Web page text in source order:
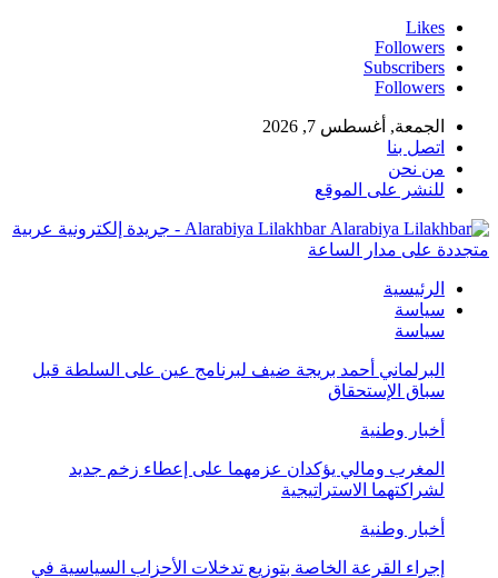
Likes
Followers
Subscribers
Followers
الجمعة, أغسطس 7, 2026
اتصل بنا
من نحن
للنشر على الموقع
Alarabiya Lilakhbar - جريدة إلكترونية عربية
متجددة على مدار الساعة
الرئيسية
سياسة
سياسة
البرلماني أحمد بريجة ضيف لبرنامج عين على السلطة قبل
سباق الإستحقاق
أخبار وطنية
المغرب ومالي يؤكدان عزمهما على إعطاء زخم جديد
لشراكتهما الاستراتيجية
أخبار وطنية
إجراء القرعة الخاصة بتوزيع تدخلات الأحزاب السياسية في